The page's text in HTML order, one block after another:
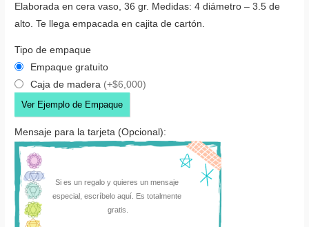
Elaborada en cera vaso, 36 gr. Medidas: 4 diámetro – 3.5 de
alto. Te llega empacada en cajita de cartón.
Tipo de empaque
Empaque gratuito
Caja de madera (+$6,000)
Ver Ejemplo de Empaque
Mensaje para la tarjeta (Opcional):